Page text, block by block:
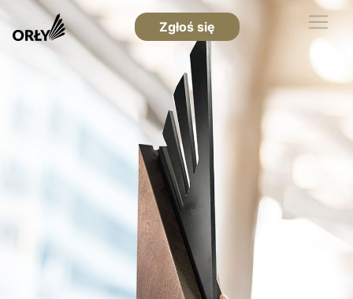
Zgłoś się